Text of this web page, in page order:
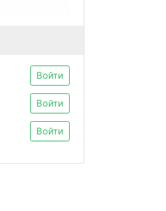
Войти
Войти
Войти